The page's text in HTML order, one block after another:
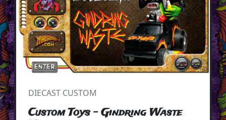
DIECAST CUSTOM
Custom Toys - Gindring Waste